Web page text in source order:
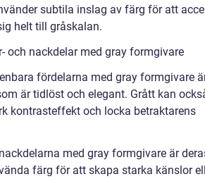
subtila inslag av färg för att
helt till gråskalan.
och nackdelar med gray formgivare
fördelarna med gray formgivare
är tidlöst och elegant. Grått kan
kontrasteffekt och locka betraktarens
med gray formgivare är
färg för att skapa starka känslor